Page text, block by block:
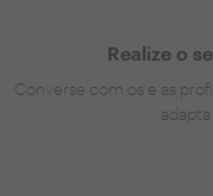
Realize o
Converse com os e as